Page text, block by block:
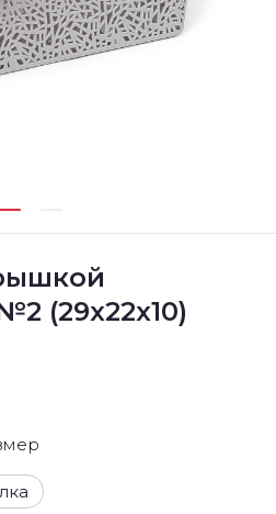
(29х22х10)